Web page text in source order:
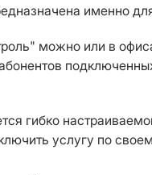
именно
можно или в
гибко
услугу по